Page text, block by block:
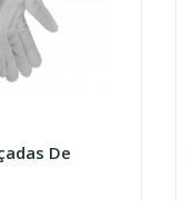
De